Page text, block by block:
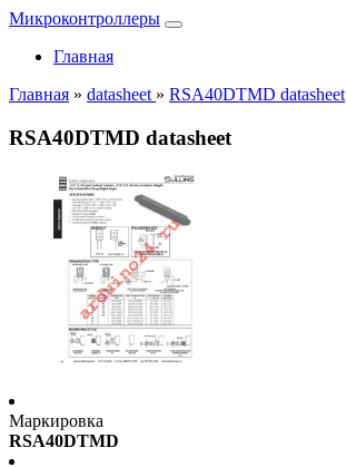
Микроконтроллеры
Главная
Главная » datasheet » RSA40DTMD datasheet
RSA40DTMD datasheet
Маркировка
RSA40DTMD